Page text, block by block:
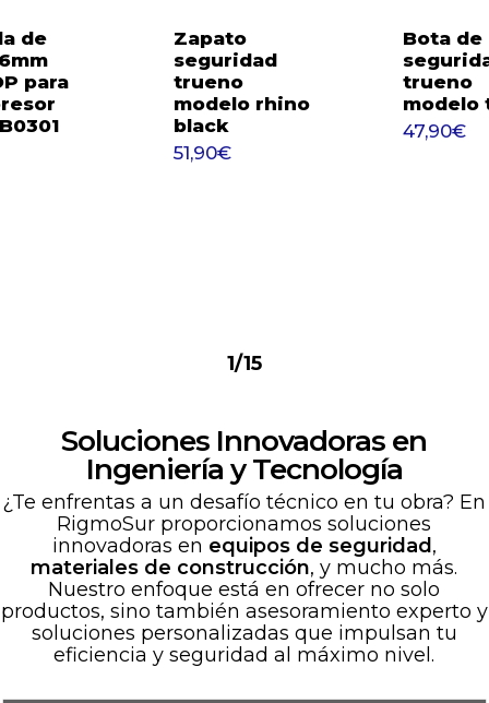
Zapato
seguridad
trueno
modelo rhino
black
51,90€
51,90€
Bota de
trueno
modelo
47,90€
de
para
€
1/15
Soluciones Innovadoras en
Ingeniería y Tecnología
¿Te enfrentas a un desafío técnico en tu obra? En
RigmoSur proporcionamos soluciones
innovadoras en equipos de seguridad ,
materiales de construcción, y mucho más.
Nuestro enfoque está en ofrecer no solo
productos, sino también asesoramiento experto y
soluciones personalizadas que impulsan tu
eficiencia y seguridad al máximo nivel.